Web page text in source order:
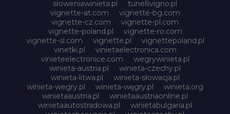
słoweniawinieta.pl
tunellivigno.pl
vignette-at.com
vignette-bg.com
vignette-cz.com
vignette-pl.com
vignette-poland.pl
vignette-ro.com
vignette-si.com
vignette.pl
vignettepoland.pl
vinetki.pl
vinietaelectronica.com
vinieteelectronice.com
wegrywinieta.pl
winieta-austria.pl
winieta-czechy.pl
winieta-litwa.pl
winieta-słowacja.pl
winieta-wegry.pl
winieta-węgry.pl
winieta.org
winietaaustria.pl
winietaaustriaonline.pl
winietaautostradowa.pl
winietabulgaria.pl